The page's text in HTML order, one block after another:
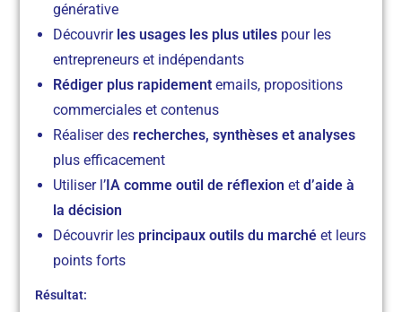
générative
Découvrir les usages les plus utiles pour les
entrepreneurs et indépendants
Rédiger plus rapidement emails, propositions
commerciales et contenus
Réaliser des recherches, synthèses et analyses
plus efficacement
Utiliser l’ IA comme outil de réflexionetd’aide à
la décision
Découvrir les principaux outils du marché et leurs
points forts
Résultat: